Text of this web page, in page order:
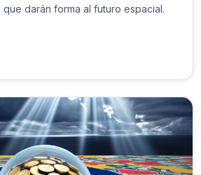
darán forma al futuro espacial.